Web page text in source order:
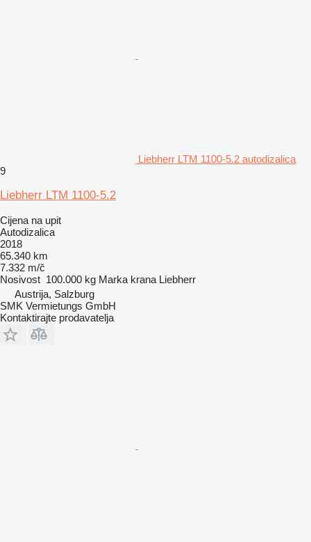
Liebherr LTM 1100-5.2 autodizalica
9
Liebherr LTM 1100-5.2
Cijena na upit
Autodizalica
2018
65.340 km
7.332 m/č
Nosivost 100.000 kg Marka krana Liebherr
Austrija, Salzburg
SMK Vermietungs GmbH
Kontaktirajte prodavatelja